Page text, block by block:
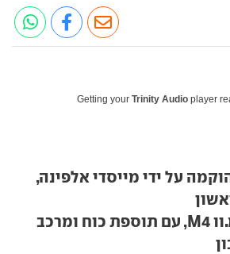
Getting your Trinity Audio player
על ידי מייסדי אלפינה,
על בסיס ב.מ.וו M4, עם תוספת כוח ומרכב